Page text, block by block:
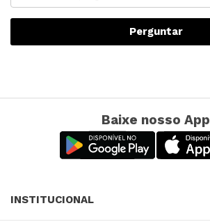
Perguntar
Baixe nosso App
INSTITUCIONAL